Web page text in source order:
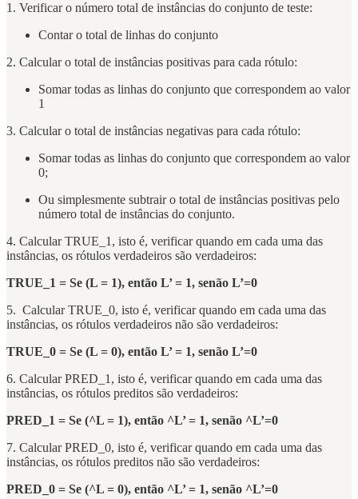
1. Verificar o número total de instâncias do conjunto de teste:
Contar o total de linhas do conjunto
2. Calcular o total de instâncias positivas para cada rótulo:
Somar todas as linhas do conjunto que correspondem ao valor
1
3. Calcular o total de instâncias negativas para cada rótulo:
Somar todas as linhas do conjunto que correspondem ao valor
0;
Ou simplesmente subtrair o total de instâncias positivas pelo
número total de instâncias do conjunto.
4. Calcular TRUE_1, isto é, verificar quando em cada uma das
instâncias, os rótulos verdadeiros são verdadeiros:
TRUE_1 = Se (L = 1), então L’ = 1, senão L’=0
5. Calcular TRUE_0, isto é, verificar quando em cada uma das
instâncias, os rótulos verdadeiros não são verdadeiros:
TRUE_0 = Se (L = 0), então L’ = 1, senão L’=0
6. Calcular PRED_1, isto é, verificar quando em cada uma das
instâncias, os rótulos preditos são verdadeiros:
PRED_1 = Se (^L = 1), então ^L’ = 1, senão ^L’=0
7. Calcular PRED_0, isto é, verificar quando em cada uma das
instâncias, os rótulos preditos não são verdadeiros:
PRED_0 = Se (^L = 0), então ^L’ = 1, senão ^L’=0